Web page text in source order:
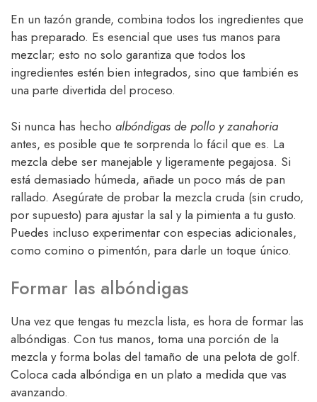
En un tazón grande, combina todos los ingredientes que
has preparado. Es esencial que uses tus manos para
mezclar; esto no solo garantiza que todos los
ingredientes estén bien integrados, sino que también es
una parte divertida del proceso.
Si nunca has hecho albóndigas de pollo y zanahoria
antes, es posible que te sorprenda lo fácil que es. La
mezcla debe ser manejable y ligeramente pegajosa. Si
está demasiado húmeda, añade un poco más de pan
rallado. Asegúrate de probar la mezcla cruda (sin crudo,
por supuesto) para ajustar la sal y la pimienta a tu gusto.
Puedes incluso experimentar con especias adicionales,
como comino o pimentón, para darle un toque único.
Formar las albóndigas
Una vez que tengas tu mezcla lista, es hora de formar las
albóndigas. Con tus manos, toma una porción de la
mezcla y forma bolas del tamaño de una pelota de golf.
Coloca cada albóndiga en un plato a medida que vas
avanzando.